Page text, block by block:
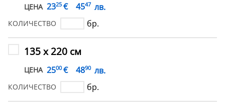
ЦЕНА 2325 € 4547 лв.
КОЛИЧЕСТВО бр.
135 х 220 см
ЦЕНА 2500 € 4890 лв.
КОЛИЧЕСТВО бр.